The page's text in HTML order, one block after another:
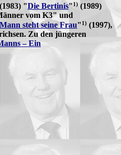
"Die Bertinis"1) (1989)
vom K3" und
steht seine Frau" 1) (1997),
Zu den jüngeren
– Ein